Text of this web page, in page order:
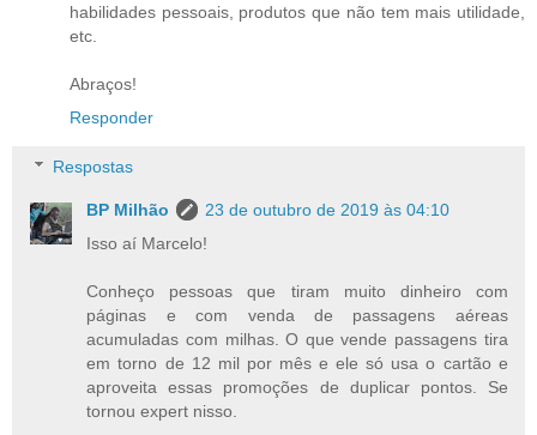
habilidades pessoais, produtos que não tem mais utilidade,
etc.
Abraços!
Responder
Respostas
BP Milhão
23 de outubro de 2019 às 04:10
Isso aí Marcelo!
Conheço pessoas que tiram muito dinheiro com
páginas e com venda de passagens aéreas
acumuladas com milhas. O que vende passagens tira
em torno de 12 mil por mês e ele só usa o cartão e
aproveita essas promoções de duplicar pontos. Se
tornou expert nisso.